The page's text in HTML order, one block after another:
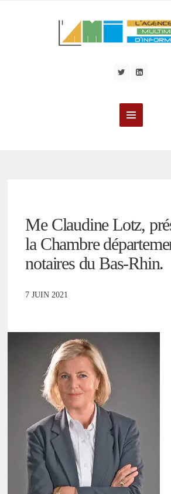
Me Claudine Lotz,
la Chambre
notaires du Bas-Rhin.
7 JUIN 2021